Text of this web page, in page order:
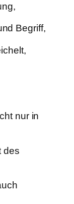
Begriff,
nur in
des